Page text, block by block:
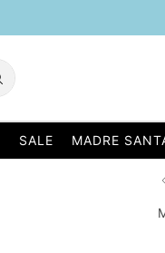
SALE MADRE